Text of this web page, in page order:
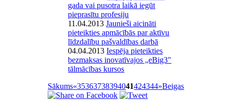
gada vai pusotra laikā iegūt
pieprasītu profesiju
11.04.2013Jaunieši aicināti
pieteikties apmācībās par aktīvu
līdzdalību pašvaldības darbā
04.04.2013Iespēja pieteikties
bezmaksas inovatīvajos „eBig3"
tālmācības kursos
Sākums«35363738394041424344»Beigas